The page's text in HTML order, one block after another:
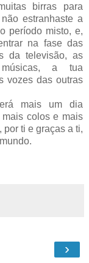
birras para
estranhaste a
período misto, e,
na fase das
da televisão, as
a tua
vozes das outras
mais um dia
colos e mais
ti e graças a ti,
›